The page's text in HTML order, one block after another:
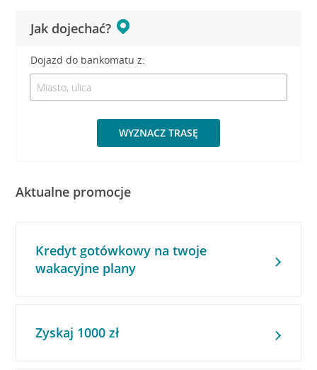
Jak dojechać?
Dojazd do bankomatu z:
WYZNACZ TRASĘ
Aktualne promocje
Kredyt gotówkowy na twoje
wakacyjne plany
Zyskaj 1000 zł